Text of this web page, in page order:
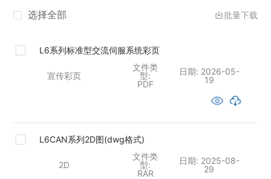
选择全部 批量下载
L6系列标准型交流伺服系统彩页
宣传彩页
文件类
型:
PDF
日期: 2026-05-
19
L6CAN系列2D图(dwg格式)
2D
文件类
型:
RAR
日期: 2025-08-
29